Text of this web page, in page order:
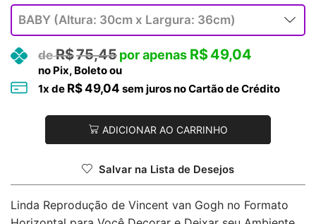
R$75,45 R$49,04
no Pix, Boleto ou
1x de R$49,04 sem juros no Cartão de Crédito
ADICIONAR AO CARRINHO
Salvar na Lista de Desejos
Linda Reprodução de Vincent van Gogh no Formato